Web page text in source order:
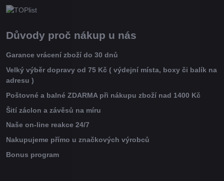
Důvody proč nákup u nás
Garance vrácení zboží do 30 dnů
Velký výběr dopravy od 75 Kč ( výdejní místa, boxy či balík na
adresu )
Poštovné a balné ZDARMA při nákupu zboží nad 1400 Kč
Šití záclon a závěsů na míru
Naše on-line reakce 24/7
Nakupujeme přímo u značkových výrobců
Bonus program